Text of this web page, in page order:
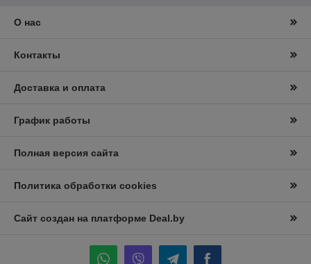
О нас
Контакты
Доставка и оплата
График работы
Полная версия сайта
Политика обработки cookies
Сайт создан на платформе Deal.by